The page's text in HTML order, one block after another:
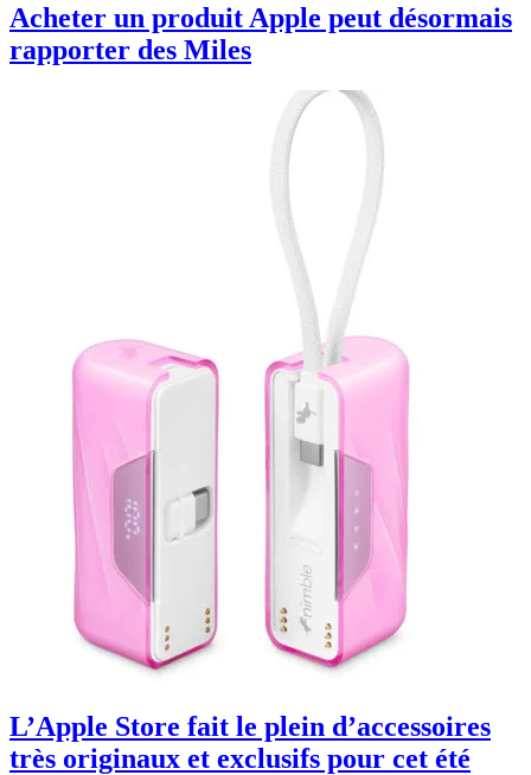
Acheter un produit Apple peut désormais
rapporter des Miles
L’Apple Store fait le plein d’accessoires
très originaux et exclusifs pour cet été